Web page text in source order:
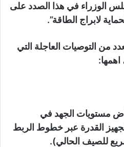
الوزراء في هذا الصدد على
لابراج الطاقة”.
من التوصيات العاجلة التي
مستويات الجهد في
القدرة عبر خطوط الربط
للصيف الحالي).